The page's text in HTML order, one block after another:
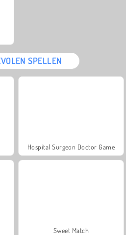
SPELLEN
Hospital Surgeon Doctor Game
Sweet Match